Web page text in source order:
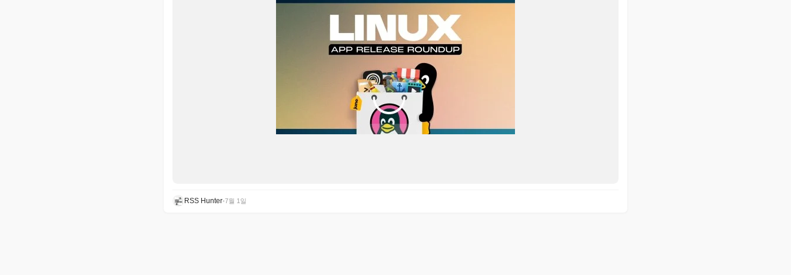
RSS Hunter•7월 1일